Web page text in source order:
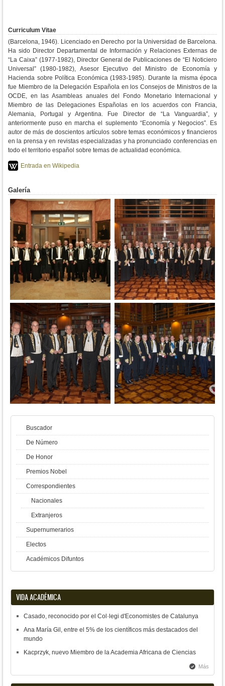
Curriculum Vitae
(Barcelona, 1946). Licenciado en Derecho por la Universidad de Barcelona.
Ha sido Director Departamental de Información y Relaciones Externas de
“La Caixa” (1977-1982), Director General de Publicaciones de “El Noticiero
Universal” (1980-1982), Asesor Ejecutivo del Ministro de Economía y
Hacienda sobre Política Económica (1983-1985). Durante la misma época
fue Miembro de la Delegación Española en los Consejos de Ministros de la
OCDE, en las Asambleas anuales del Fondo Monetario Internacional y
Miembro de las Delegaciones Españolas en los acuerdos con Francia,
Alemania, Portugal y Argentina. Fue Director de “La Vanguardia”, y
anteriormente puso en marcha el suplemento “Economía y Negocios”. Es
autor de más de doscientos artículos sobre temas económicos y financieros
en la prensa y en revistas especializadas y ha pronunciado conferencias en
todo el territorio español sobre temas de actualidad económica.
Entrada en Wikipedia
Galería
Buscador
De Número
De Honor
Premios Nobel
Correspondientes
Nacionales
Extranjeros
Supernumerarios
Electos
Académicos Difuntos
VIDA ACADÉMICA
Casado, reconocido por el Col·legi d'Economistes de Catalunya
Ana María Gil, entre el 5% de los científicos más destacados del
mundo
Kacprzyk, nuevo Miembro de la Academia Africana de Ciencias
Más